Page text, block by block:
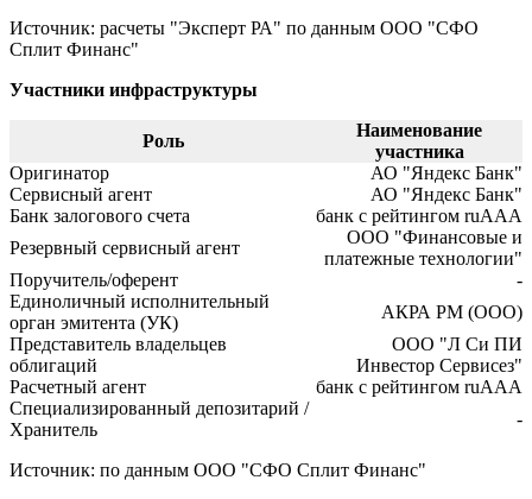
Источник: расчеты "Эксперт РА" по данным ООО "СФО
Сплит Финанс"
Участники инфраструктуры
Роль
Наименование
участника
Оригинатор
АО "Яндекс Банк"
Сервисный агент
АО "Яндекс Банк"
Банк залогового счета
банк с рейтингом ruAAA
Резервный сервисный агент
ООО "Финансовые и
платежные технологии"
Поручитель/оферент
-
Единоличный исполнительный
орган эмитента (УК)
АКРА РМ (ООО)
Представитель владельцев
облигаций
ООО "Л Си ПИ
Инвестор Сервисез"
Расчетный агент
банк с рейтингом ruAAA
Специализированный депозитарий /
Хранитель
-
Источник: по данным ООО "СФО Сплит Финанс"